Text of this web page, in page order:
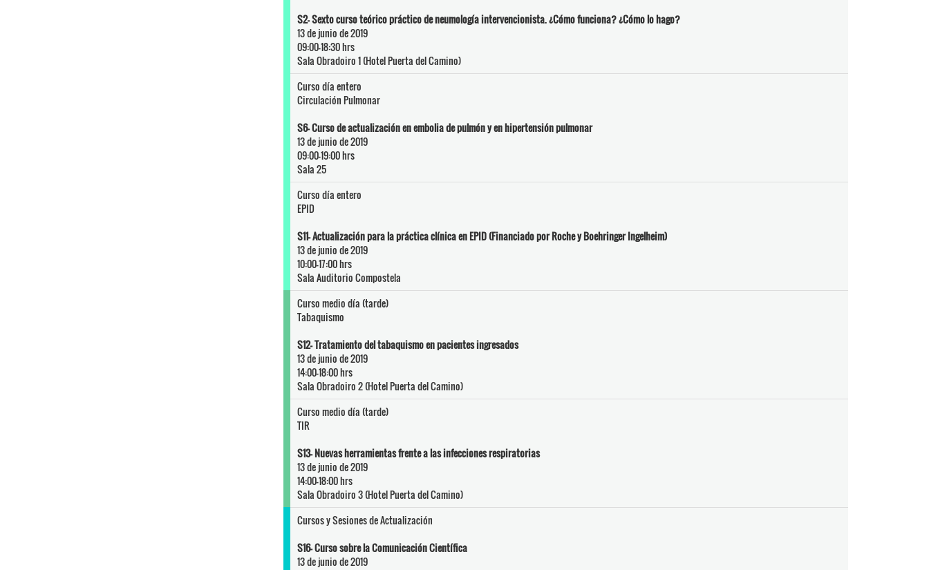
S2- Sexto curso teórico práctico de neumología intervencionista. ¿Cómo funciona? ¿Cómo lo hago?
13 de junio de 2019
09:00-18:30 hrs
Sala Obradoiro 1 (Hotel Puerta del Camino)
Curso día entero
Circulación Pulmonar
S6- Curso de actualización en embolia de pulmón y en hipertensión pulmonar
13 de junio de 2019
09:00-19:00 hrs
Sala 25
Curso día entero
EPID
S11- Actualización para la práctica clínica en EPID (Financiado por Roche y Boehringer Ingelheim)
13 de junio de 2019
10:00-17:00 hrs
Sala Auditorio Compostela
Curso medio día (tarde)
Tabaquismo
S12- Tratamiento del tabaquismo en pacientes ingresados
13 de junio de 2019
14:00-18:00 hrs
Sala Obradoiro 2 (Hotel Puerta del Camino)
Curso medio día (tarde)
TIR
S13- Nuevas herramientas frente a las infecciones respiratorias
13 de junio de 2019
14:00-18:00 hrs
Sala Obradoiro 3 (Hotel Puerta del Camino)
Cursos y Sesiones de Actualización
S16- Curso sobre la Comunicación Científica
13 de junio de 2019